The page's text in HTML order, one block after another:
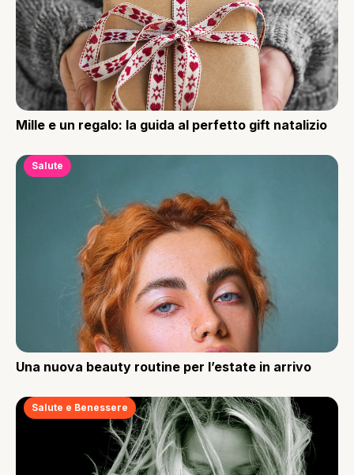
Mille e un regalo: la guida al perfetto gift natalizio
Salute
Una nuova beauty routine per l’estate in arrivo
Salute e Benessere